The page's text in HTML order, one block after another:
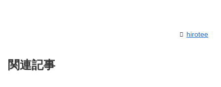
hirotee
関連記事